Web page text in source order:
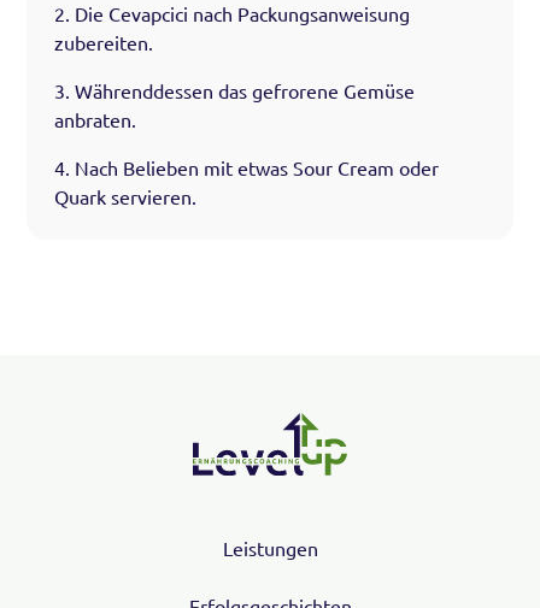
2. Die Cevapcici nach Packungsanweisung
zubereiten.
3. Währenddessen das gefrorene Gemüse
anbraten.
4. Nach Belieben mit etwas Sour Cream oder
Quark servieren.
Leistungen